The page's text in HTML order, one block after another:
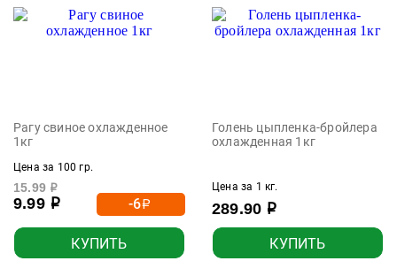
Рагу свиное охлажденное
1кг
Цена за 100 гр.
15.99 р
9.99 р -6р
КУПИТЬ
Голень цыпленка-бройлера
охлажденная 1кг
Цена за 1 кг.
289.90 р
КУПИТЬ